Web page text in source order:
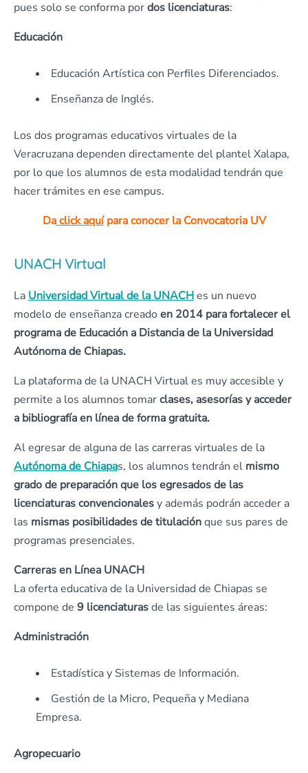
pues solo se conforma pordos licenciaturas:
Educación
Educación Artística con Perfiles Diferenciados.
Enseñanza de Inglés.
Los dos programas educativos virtuales de la
Veracruzana dependen directamente del plantel Xalapa,
por lo que los alumnos de esta modalidad tendrán que
hacer trámites en ese campus.
Daclick aquípara conocer la Convocatoria UV
UNACH Virtual
La Universidad Virtual de la UNACHes un nuevo
modelo de enseñanza creado en 2014 para fortalecer el
programa de Educación a Distancia de la Universidad
Autónoma de Chiapas.
La plataforma de la UNACH Virtual es muy accesible y
permite a los alumnos tomarclases, asesorías y acceder
a bibliografía en línea de forma gratuita.
Al egresar de alguna de las carreras virtuales de la
Autónoma de Chiapas, los alumnos tendrán el mismo
grado de preparación que los egresados de las
licenciaturas convencionalesy además podrán acceder a
las mismas posibilidades de titulaciónque sus pares de
programas presenciales.
Carreras en Línea UNACH
La oferta educativa de la Universidad de Chiapas se
compone de 9 licenciaturasde las siguientes áreas:
Administración
Estadística y Sistemas de Información.
Gestión de la Micro, Pequeña y Mediana
Empresa.
Agropecuario